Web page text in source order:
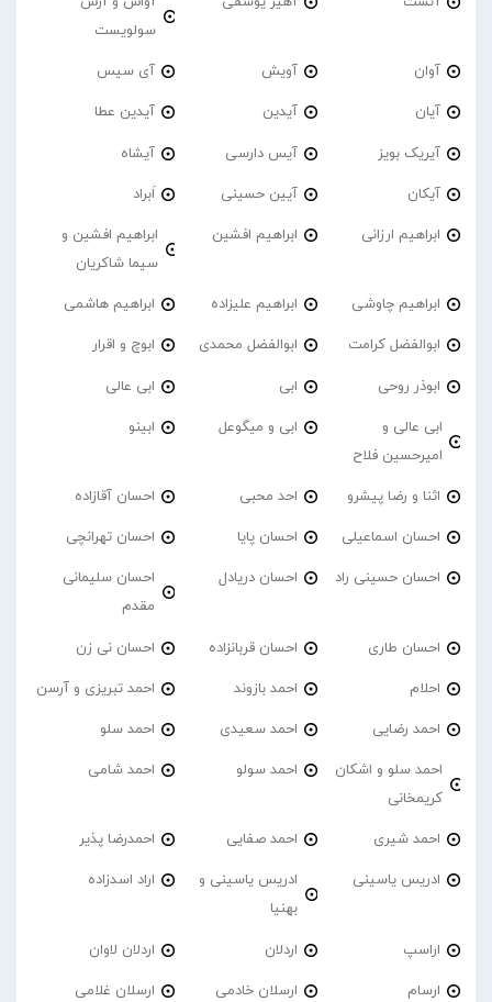
سولویست
آوان آویش آی سیس
آیان آیدین آیدین عطا
آیریک بویز آیس دارسی آیشاه
آیکان آیین حسینی اَبراد
ابراهیم ارزانی ابراهیم افشین
ابراهیم افشین و
سیما شاکریان
ابراهیم چاوشی ابراهیم علیزاده ابراهیم هاشمی
ابوالفضل کرامت ابوالفضل محمدی ابوچ و اقرار
ابوذر روحی ابی ابی عالی
ابی عالی و
امیرحسین فلاح
ابی و میگوعل ابینو
اثنا و رضا پیشرو احد محبی احسان آقازاده
احسان اسماعیلی احسان پایا احسان تهرانچی
احسان حسینی راد احسان دریادل
احسان سلیمانی
مقدم
احسان طاری احسان قربانزاده احسان نی زن
احلام احمد بازوند احمد تبریزی و آرسن
احمد‌ رضایی احمد سعیدی احمد سلو
احمد سلو و اشکان
کریمخانی
احمد سولو احمد شامی
احمد شیری احمد صفایی احمدرضا پذیر
ادریس یاسینی
ادریس یاسینی و
بهنیا
اراد اسدزاده
اراسپ اردلان اردلان لاوان
ارسام ارسلان خادمی ارسلان غلامی